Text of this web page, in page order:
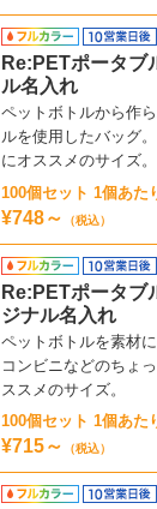
Re:PETポータブ
ル名入れ
ペットボトルから作
ルを使用したバッグ
にオススメのサイズ。
100個セット 1個あた
¥748～ （税込）
Re:PETポータブ
ジナル名入れ
ペットボトルを素材
コンビニなどのちょ
ススメのサイズ。
100個セット 1個あた
¥715～ （税込）